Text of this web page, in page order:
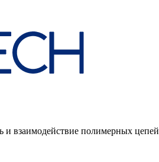
и взаимодействие полимерных цепей